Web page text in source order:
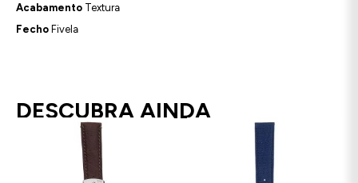
Acabamento Textura
Fecho Fivela
DESCUBRA AINDA